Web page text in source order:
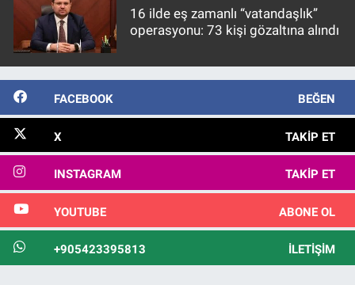
16 ilde eş zamanlı “vatandaşlık”
operasyonu: 73 kişi gözaltına alındı
FACEBOOK BEĞEN
X TAKIP ET
INSTAGRAM TAKIP ET
YOUTUBE ABONE OL
+905423395813 İLETIŞIM